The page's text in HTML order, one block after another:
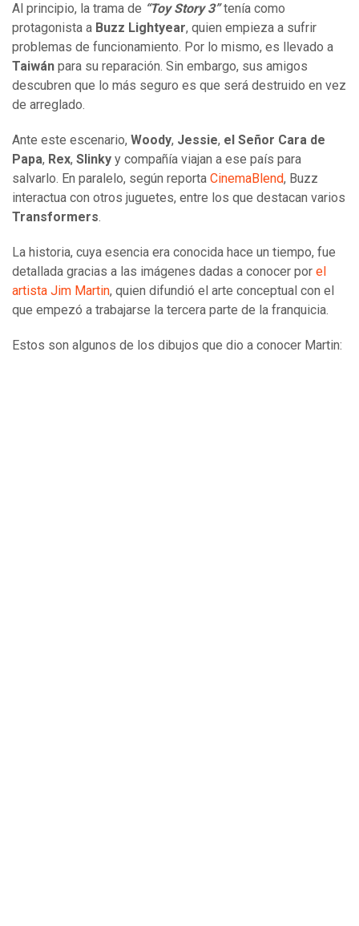
Al principio, la trama de “Toy Story 3”tenía como
protagonista a Buzz Lightyear, quien empieza a sufrir
problemas de funcionamiento. Por lo mismo, es llevado a
Taiwán para su reparación. Sin embargo, sus amigos
descubren que lo más seguro es que será destruido en vez
de arreglado.
Ante este escenario, Woody, Jessie, el Señor Cara de
Papa, Rex, Slinky y compañía viajan a ese país para
salvarlo. En paralelo, según reporta CinemaBlend, Buzz
interactua con otros juguetes, entre los que destacan varios
Transformers.
La historia, cuya esencia era conocida hace un tiempo, fue
detallada gracias a las imágenes dadas a conocer por el
artista Jim Martin, quien difundió el arte conceptual con el
que empezó a trabajarse la tercera parte de la franquicia.
Estos son algunos de los dibujos que dio a conocer Martin: